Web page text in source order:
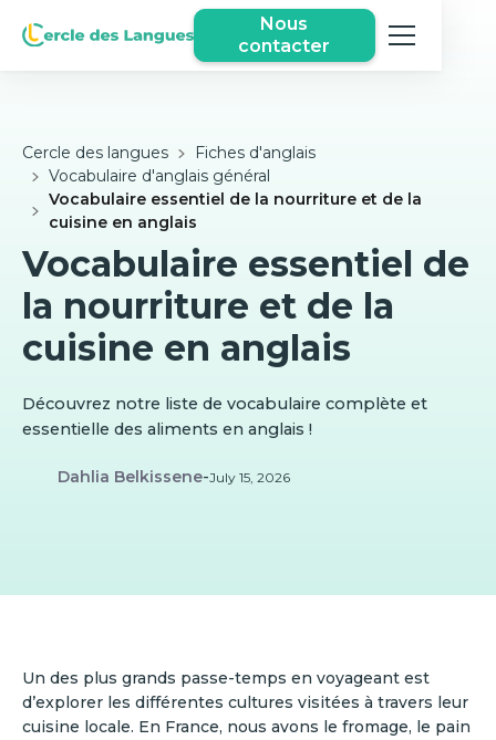
Nous
contacter
Cercle des langues
Fiches d'anglais
Vocabulaire d'anglais général
Vocabulaire essentiel de la nourriture et de la
cuisine en anglais
Vocabulaire essentiel de
la nourriture et de la
cuisine en anglais
Découvrez notre liste de vocabulaire complète et
essentielle des aliments en anglais !
Dahlia Belkissene-July 15, 2026
Un des plus grands passe-temps en voyageant est
d’explorer les différentes cultures visitées à travers leur
cuisine locale. En France, nous avons le fromage, le pain